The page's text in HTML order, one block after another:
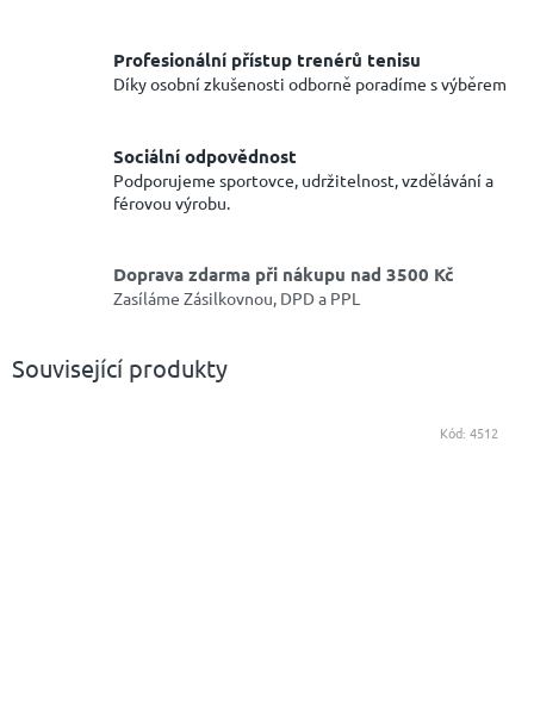
Profesionální přístup trenérů tenisu
Díky osobní zkušenosti odborně poradíme s výběrem
Sociální odpovědnost
Podporujeme sportovce, udržitelnost, vzdělávání a
férovou výrobu.
Doprava zdarma při nákupu nad 3500 Kč
Zasíláme Zásilkovnou, DPD a PPL
Související produkty
Kód: 4512